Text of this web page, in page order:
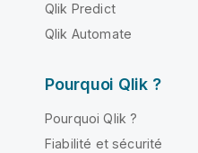
Qlik Predict
Qlik Automate
Pourquoi Qlik ?
Pourquoi Qlik ?
Fiabilité et sécurité